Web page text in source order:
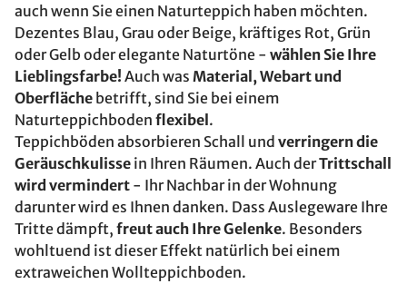
auch wenn Sie einen Naturteppich haben möchten.
Dezentes Blau, Grau oder Beige, kräftiges Rot, Grün
oder Gelb oder elegante Naturtöne - wählen Sie Ihre
Lieblingsfarbe! Auch was Material, Webart und
Oberfläche betrifft, sind Sie bei einem
Naturteppichboden flexibel .
Teppichböden absorbieren Schall und verringern die
Geräuschkulisse in Ihren Räumen. Auch derTrittschall
wird vermindert - Ihr Nachbar in der Wohnung
darunter wird es Ihnen danken. Dass Auslegeware Ihre
Tritte dämpft, freut auch Ihre Gelenke. Besonders
wohltuend ist dieser Effekt natürlich bei einem
extraweichen Wollteppichboden.